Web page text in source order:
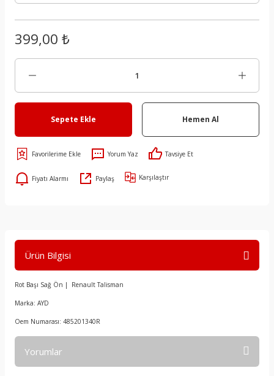
399,00 ₺
Sepete Ekle Hemen Al
Yorum Yaz Tavsiye Et
Fiyatı Alarmı Paylaş Karşılaştır
Ürün Bilgisi
Rot Başı Sağ Ön | Renault Talisman
Marka: AYD
Oem Numarası: 485201340R
Yorumlar